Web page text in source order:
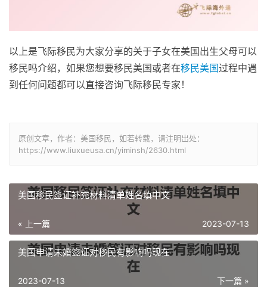
以上是飞际移民为大家分享的关于子女在美国出生父母可以
移民吗介绍，如果您想要移民美国或者在移民美国过程中遇
到任何问题都可以直接咨询飞际移民专家！
原创文章，作者：美国移民，如若转载，请注明出处：
https://www.liuxueusa.cn/yiminsh/2630.html
美国移民签证补充材料清单姓名填中文
« 上一篇 2023-07-13
美国申请未婚签证对移民有影响吗现在
下一篇 »
2023-07-13